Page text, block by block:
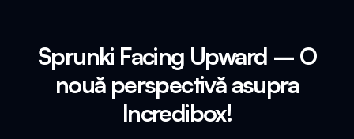
Sprunki Facing Upward – O
nouă perspectivă asupra
Incredibox!